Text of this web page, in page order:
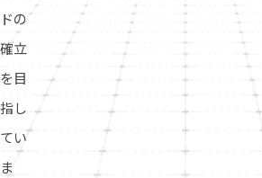
ドの
確立
を目
指し
てい
ま